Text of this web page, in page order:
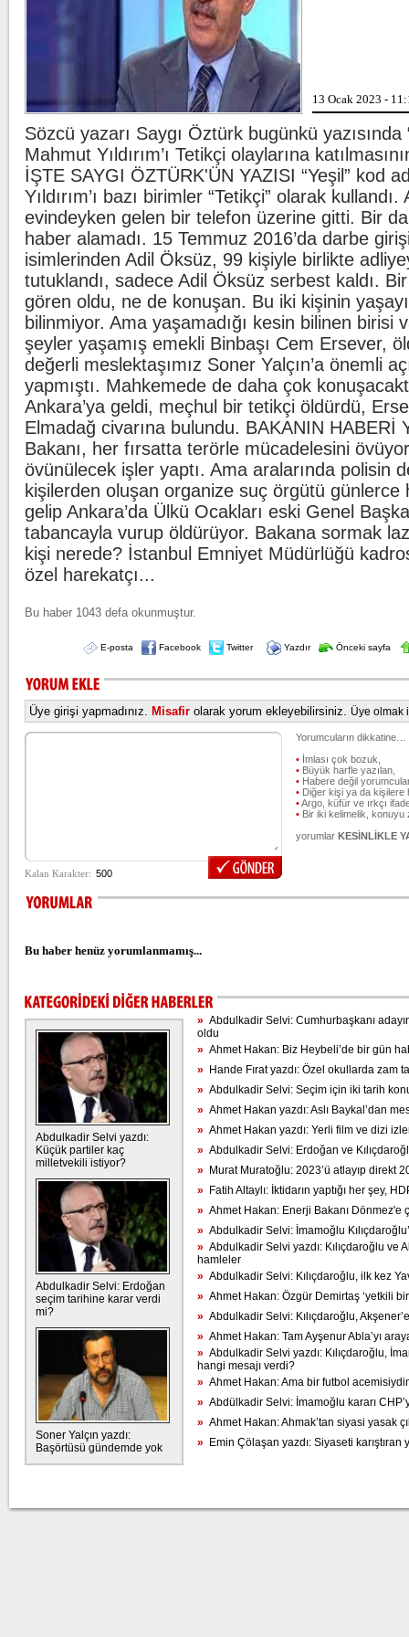
13 Ocak 2023 -
Sözcü yazarı Saygı Öztürk bugünkü yazısında
Mahmut Yıldırım’ı Tetikçi olaylarına
İŞTE SAYGI ÖZTÜRK'ÜN YAZISI “Yeşil” kod
Yıldırım’ı bazı birimler “Tetikçi” olarak
evindeyken gelen bir telefon üzerine gitti. Bir
haber alamadı. 15 Temmuz 2016’da darbe
isimlerinden Adil Öksüz, 99 kişiyle birlikte
tutuklandı, sadece Adil Öksüz serbest kaldı.
gören oldu, ne de konuşan. Bu iki kişinin
bilinmiyor. Ama yaşamadığı kesin bilinen birisi
şeyler yaşamış emekli Binbaşı Cem Ersever,
değerli meslektaşımız Soner Yalçın’a önemli
yapmıştı. Mahkemede de daha çok
Ankara’ya geldi, meçhul bir tetikçi öldürdü,
Elmadağ civarına bulundu. BAKANIN HABERİ
Bakanı, her fırsatta terörle mücadelesini
övünülecek işler yaptı. Ama aralarında polisin
kişilerden oluşan organize suç örgütü günlerce
gelip Ankara’da Ülkü Ocakları eski Genel
tabancayla vurup öldürüyor. Bakana sormak
kişi nerede? İstanbul Emniyet Müdürlüğü
özel harekatçı...
Bu haber 1043 defa okunmuştur.
E-posta Facebook Twitter Yazdır Önceki sayfa
Üye girişi yapmadınız. Misafir olarak yorum ekleyebilirsiniz. Üye olmak
Yorumcuların dikkatine…
• İmlası çok bozuk,
• Büyük harfle yazılan,
• Habere değil
• Diğer kişi ya da kişilere
•Argo, küfür ve ırkçı
• Bir iki kelimelik, konuyu
yorumlar KESİNLİKLE
Bu haber henüz yorumlanmamış...
Abdulkadir Selvi yazdı:
Küçük partiler kaç
milletvekili istiyor?
Abdulkadir Selvi: Erdoğan
seçim tarihine karar verdi
mi?
Soner Yalçın yazdı:
Başörtüsü gündemde yok
» Abdulkadir Selvi: Cumhurbaşkanı
oldu
» Ahmet Hakan: Biz Heybeli’de bir gün
» Hande Fırat yazdı: Özel okullarda zam
» Abdulkadir Selvi: Seçim için iki tarih
» Ahmet Hakan yazdı: Aslı Baykal’dan
» Ahmet Hakan yazdı: Yerli film ve dizi
» Abdulkadir Selvi: Erdoğan ve
» Murat Muratoğlu: 2023’ü atlayıp direkt
» Fatih Altaylı: İktidarın yaptığı her şey,
» Ahmet Hakan: Enerji Bakanı Dönmez'e
» Abdulkadir Selvi: İmamoğlu
» Abdulkadir Selvi yazdı: Kılıçdaroğlu ve
hamleler
» Abdulkadir Selvi: Kılıçdaroğlu, ilk kez
» Ahmet Hakan: Özgür Demirtaş ‘yetkili
» Abdulkadir Selvi: Kılıçdaroğlu,
» Ahmet Hakan: Tam Ayşenur Abla’yı
» Abdulkadir Selvi yazdı: Kılıçdaroğlu,
hangi mesajı verdi?
» Ahmet Hakan: Ama bir futbol
» Abdülkadir Selvi: İmamoğlu kararı
» Ahmet Hakan: Ahmak’tan siyasi yasak
» Emin Çölaşan yazdı: Siyaseti karıştıran
Beşiktaş'ta şok